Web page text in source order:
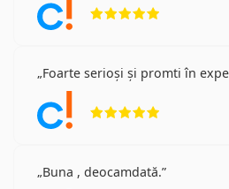
Foarte serioși și promti în
Buna , deocamdată.